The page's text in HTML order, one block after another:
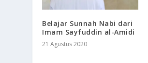
Belajar Sunnah Nabi dari
Imam Sayfuddin al-Amidi
21 Agustus 2020